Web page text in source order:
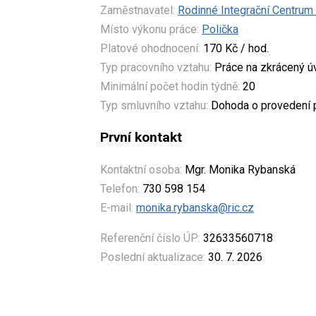
Zaměstnavatel: Rodinné Integrační Centrum
Místo výkonu práce: Polička
Platové ohodnocení: 170 Kč / hod.
Typ pracovního vztahu: Práce na zkrácený
Minimální počet hodin týdně: 20
Typ smluvního vztahu: Dohoda o provedení
První kontakt
Kontaktní osoba: Mgr. Monika Rybanská
Telefon: 730 598 154
E-mail: monika.rybanska@ric.cz
Referenční číslo ÚP: 32633560718
Poslední aktualizace: 30. 7. 2026